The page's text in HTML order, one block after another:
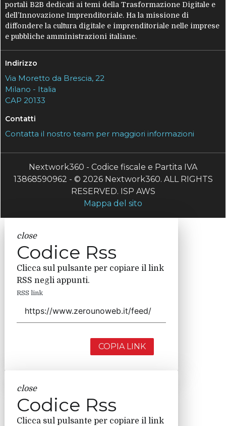
portali B2B dedicati ai temi della Trasformazione Digitale e
dell’Innovazione Imprenditoriale. Ha la missione di
diffondere la cultura digitale e imprenditoriale nelle imprese
e pubbliche amministrazioni italiane.
Indirizzo
Via Moretto da Brescia, 22
Milano - Italia
CAP 20133
Contatti
Contatta il nostro team per maggiori informazioni
Nextwork360 - Codice fiscale e Partita IVA
13868590962 - © 2026 Nextwork360. ALL RIGHTS
RESERVED. ISP AWS
Mappa del sito
close
Codice Rss
Clicca sul pulsante per copiare il link
RSS negli appunti.
RSS link
COPIA LINK
close
Codice Rss
Clicca sul pulsante per copiare il link